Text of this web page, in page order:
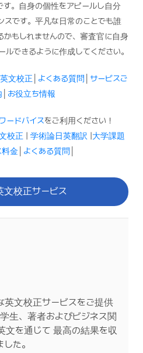
す。自身の個性をアピールし自分
スです。平凡な日常のことでも誰
かもしれませんので、審査官に自身
できるように作成してください。
文校正 よくある質問
サービスご
お役立ち情報
ードバイスをご利用ください！
校正 | 学術論日英翻訳 |大学課題
料金 よくある質問
文校正サービス
英文校正サービスをご提供
生、著者およびビジネス関
文を通じて 最高の結果を収
た。